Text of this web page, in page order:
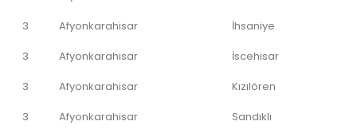
3
Afyonkarahisar
İhsaniye
3
Afyonkarahisar
İscehisar
3
Afyonkarahisar
Kızılören
3
Afyonkarahisar Sandıklı